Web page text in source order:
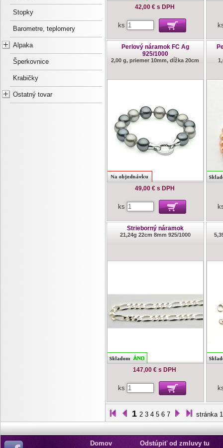
Stopky
Barometre, teplomery
Alpaka
Šperkovnice
Krabičky
Ostatný tovar
42,00 € s DPH
ks
Perlový náramok FC Ag
925/1000
2,00 g, priemer 10mm, dĺžka 20cm
49,00 € s DPH
ks
Strieborný náramok
21,24g 22cm 8mm 925/1000
147,00 €s DPH
ks
1 2 3 4 5 6 7 stránka
Domov Odstúpiť od zmluvy tu